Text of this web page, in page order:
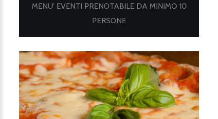
MENU’ EVENTI PRENOTABILE DA MINIMO 10
PERSONE